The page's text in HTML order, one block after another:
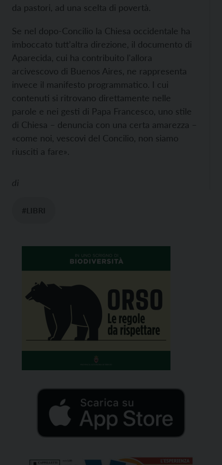
da pastori, ad una scelta di povertà.
Se nel dopo-Concilio la Chiesa occidentale ha
imboccato tutt’altra direzione, il documento di
Aparecida, cui ha contribuito l'allora
arcivescovo di Buenos Aires, ne rappresenta
invece il manifesto programmatico. I cui
contenuti si ritrovano direttamente nelle
parole e nei gesti di Papa Francesco, uno stile
di Chiesa – denuncia con una certa amarezza –
«come noi, vescovi del Concilio, non siamo
riusciti a fare».
di
#LIBRI